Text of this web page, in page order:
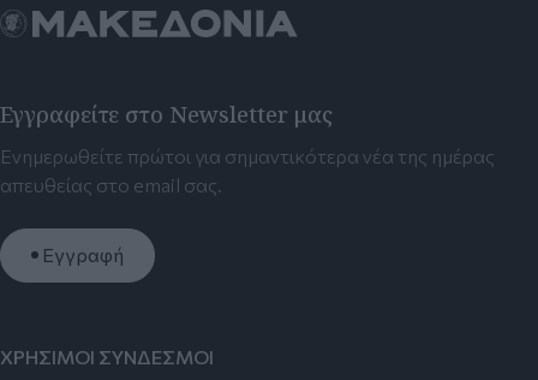
Εγγραφείτε στο Newsletter μας
Ενημερωθείτε πρώτοι για σημαντικότερα νέα της ημέρας
απευθείας στο email σας.
Εγγραφή
ΧΡΗΣΙΜΟΙ ΣΥΝΔΕΣΜΟΙ